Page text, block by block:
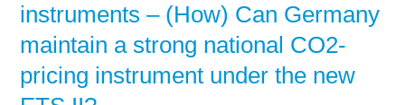
instruments – (How) Can Germany
maintain a strong national CO2-
pricing instrument under the new